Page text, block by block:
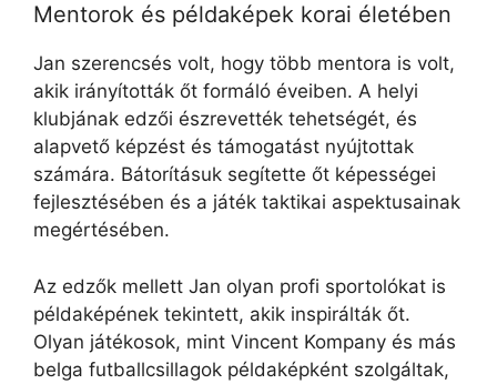
Mentorok és példaképek korai életében
Jan szerencsés volt, hogy több mentora is volt,
akik irányították őt formáló éveiben. A helyi
klubjának edzői észrevették tehetségét, és
alapvető képzést és támogatást nyújtottak
számára. Bátorításuk segítette őt képességei
fejlesztésében és a játék taktikai aspektusainak
megértésében.
Az edzők mellett Jan olyan profi sportolókat is
példaképének tekintett, akik inspirálták őt.
Olyan játékosok, mint Vincent Kompany és más
belga futballcsillagok példaképként szolgáltak,